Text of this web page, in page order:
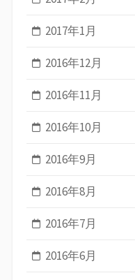
2017年1月
2016年12月
2016年11月
2016年10月
2016年9月
2016年8月
2016年7月
2016年6月